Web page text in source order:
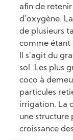
afin de
d’oxygène.
de plusieurs
comme étant
Il s’agit du
sol. Les plus
coco à
particules
irrigation. La
une structure
croissance